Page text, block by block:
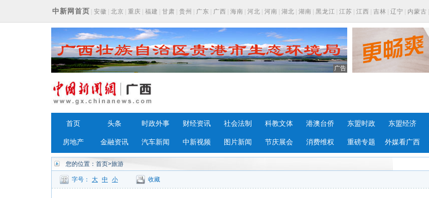
中新网首页 安徽 北京 重庆 福建 甘肃 贵州 广东 广西 海南 河北 河南 湖北 湖南 黑龙江 江苏 江西 吉林 辽宁 内蒙古
广告
首页 头条 时政外事 财经资讯 社会法制 科教文体 港澳台侨 东盟时政 东盟经济
房地产 金融资讯 汽车新闻 中新视频 图片新闻 节庆展会 消费维权 重磅专题 外媒看广西
您的位置： 首页>旅游
字号： 大 中 小 收藏